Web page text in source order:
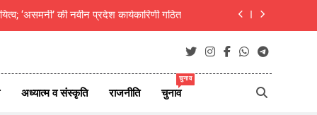
ऑफ न्यूज़ पोर्टल्स की कार्यकारिणी का विस्तार
अध्यात्म व संस्कृति राजनीति चुनाव
चुनाव